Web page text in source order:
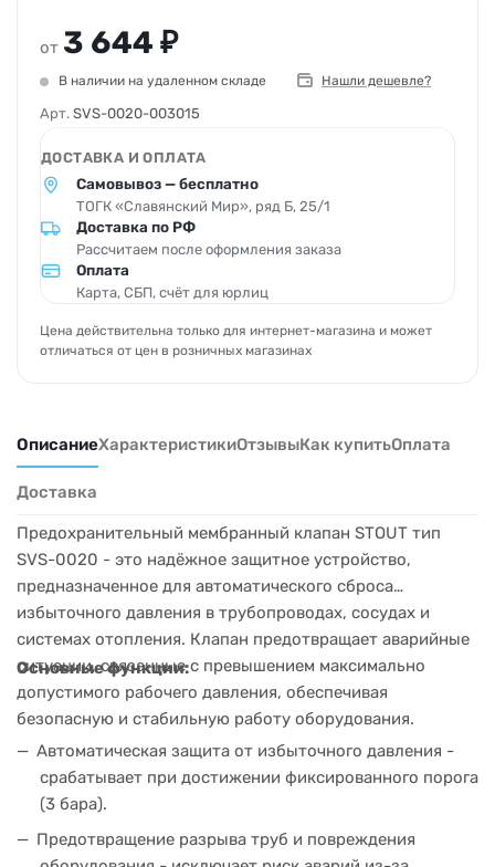
от 3 644 ₽
В наличии на удаленном складе Нашли дешевле?
Арт. SVS-0020-003015
ДОСТАВКА И ОПЛАТА
Самовывоз — бесплатно
ТОГК «Славянский Мир», ряд Б, 25/1
Доставка по РФ
Рассчитаем после оформления заказа
Оплата
Карта, СБП, счёт для юрлиц
Цена действительна только для интернет-магазина и может
отличаться от цен в розничных магазинах
ОписаниеХарактеристикиОтзывыКак купитьОплата
Доставка
Предохранительный мембранный клапан STOUT тип
SVS-0020 - это надёжное защитное устройство,
предназначенное для автоматического сброса
избыточного давления в трубопроводах, сосудах и
системах отопления. Клапан предотвращает аварийные
ситуации, связанные с превышением максимально
допустимого рабочего давления, обеспечивая
безопасную и стабильную работу оборудования.
Основные функции:
Автоматическая защита от избыточного давления -
срабатывает при достижении фиксированного порога
(3 бара).
Предотвращение разрыва труб и повреждения